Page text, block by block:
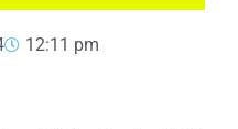
12:11 pm